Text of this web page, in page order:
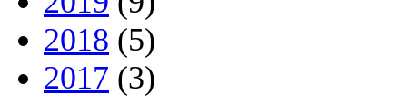
2018 (5)
2017 (3)